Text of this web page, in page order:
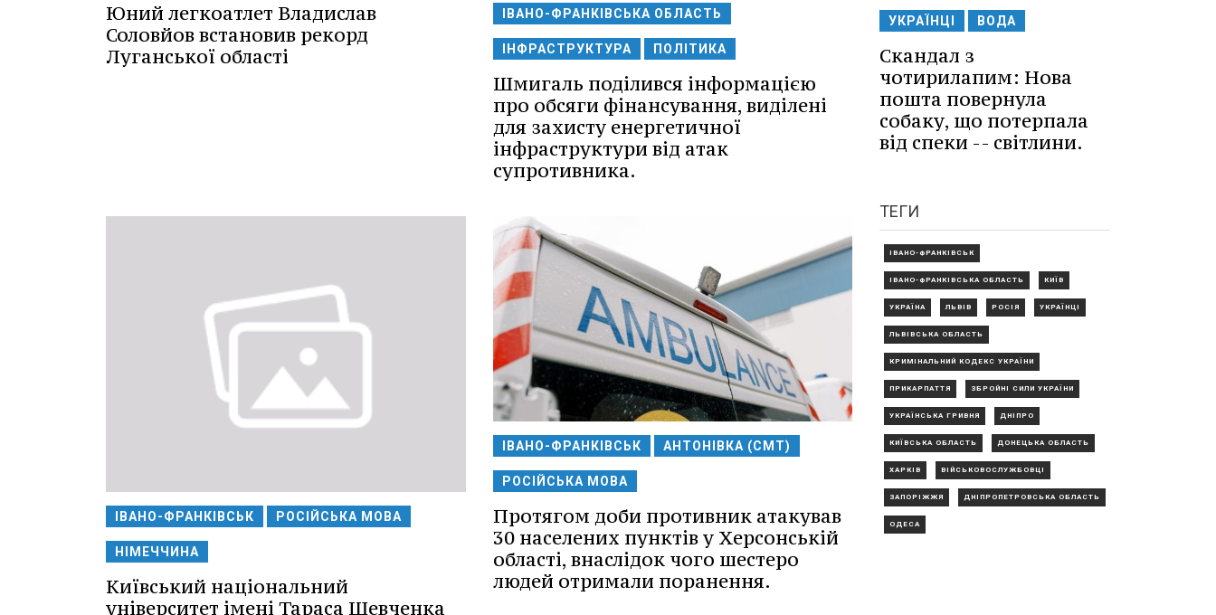
Юний легкоатлет Владислав
Соловйов встановив рекорд
Луганської області
ІВАНО-ФРАНКІВСЬКА ОБЛАСТЬ
ІНФРАСТРУКТУРА ПОЛІТИКА
Шмигаль поділився інформацією
про обсяги фінансування, виділені
для захисту енергетичної
інфраструктури від атак
супротивника.
ІВАНО-ФРАНКІВСЬК РОСІЙСЬКА МОВА
НІМЕЧЧИНА
Київський національний
університет імені Тараса Шевченка
ІВАНО-ФРАНКІВСЬК АНТОНІВКА (СМТ)
РОСІЙСЬКА МОВА
Протягом доби противник атакував
30 населених пунктів у Херсонській
області, внаслідок чого шестеро
людей отримали поранення.
УКРАЇНЦІ ВОДА
Скандал з
чотирилапим: Нова
пошта повернула
собаку, що потерпала
від спеки -- світлини.
ТЕГИ
ІВАНО-ФРАНКІВСЬК
ІВАНО-ФРАНКІВСЬКА ОБЛАСТЬ КИЇВ
УКРАЇНА ЛЬВІВ РОСІЯ УКРАЇНЦІ
ЛЬВІВСЬКА ОБЛАСТЬ
КРИМІНАЛЬНИЙ КОДЕКС УКРАЇНИ
ПРИКАРПАТТЯ ЗБРОЙНІ СИЛИ УКРАЇНИ
УКРАЇНСЬКА ГРИВНЯ ДНІПРО
КИЇВСЬКА ОБЛАСТЬ ДОНЕЦЬКА ОБЛАСТЬ
ХАРКІВ ВІЙСЬКОВОСЛУЖБОВЦІ
ЗАПОРІЖЖЯ ДНІПРОПЕТРОВСЬКА ОБЛАСТЬ
ОДЕСА